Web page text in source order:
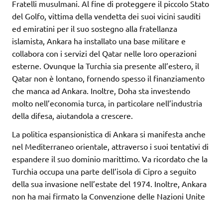
Fratelli musulmani. Al fine di proteggere il piccolo Stato
del Golfo, vittima della vendetta dei suoi vicini sauditi
ed emiratini per il suo sostegno alla fratellanza
islamista, Ankara ha installato una base militare e
collabora con i servizi del Qatar nelle loro operazioni
esterne. Ovunque la Turchia sia presente all’estero, il
Qatar non è lontano, fornendo spesso il finanziamento
che manca ad Ankara. Inoltre, Doha sta investendo
molto nell’economia turca, in particolare nell’industria
della difesa, aiutandola a crescere.
La politica espansionistica di Ankara si manifesta anche
nel Mediterraneo orientale, attraverso i suoi tentativi di
espandere il suo dominio marittimo. Va ricordato che la
Turchia occupa una parte dell’isola di Cipro a seguito
della sua invasione nell’estate del 1974. Inoltre, Ankara
non ha mai firmato la Convenzione delle Nazioni Unite